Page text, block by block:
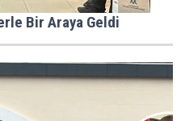
Bir Araya Geldi